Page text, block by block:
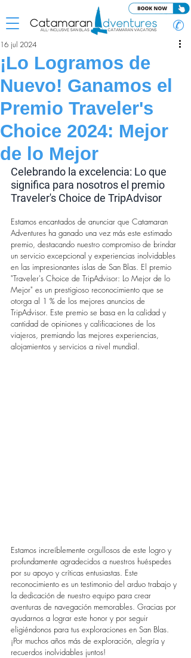
✆
¡Lo Logramos de
Nuevo! Ganamos el
Premio Traveler's
Choice 2024: Mejor
de lo Mejor
16 jul 2024
Celebrando la excelencia: Lo que
significa para nosotros el premio
Traveler's Choice de TripAdvisor
Estamos encantados de anunciar que Catamaran
Adventures ha ganado una vez más este estimado
premio, destacando nuestro compromiso de brindar
un servicio excepcional y experiencias inolvidables
en las impresionantes islas de San Blas. El premio
"Traveler's Choice de TripAdvisor: Lo Mejor de lo
Mejor" es un prestigioso reconocimiento que se
otorga al 1 % de los mejores anuncios de
TripAdvisor. Este premio se basa en la calidad y
cantidad de opiniones y calificaciones de los
viajeros, premiando las mejores experiencias,
alojamientos y servicios a nivel mundial.
Estamos increíblemente orgullosos de este logro y
profundamente agradecidos a nuestros huéspedes
por su apoyo y críticas entusiastas. Este
reconocimiento es un testimonio del arduo trabajo y
la dedicación de nuestro equipo para crear
aventuras de navegación memorables. Gracias por
ayudarnos a lograr este honor y por seguir
eligiéndonos para tus exploraciones en San Blas.
¡Por muchos años más de exploración, alegría y
recuerdos inolvidables juntos!